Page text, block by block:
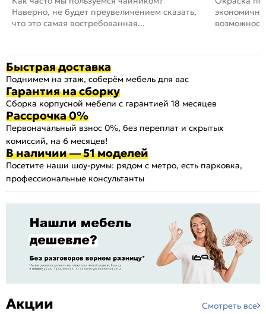
Наверно, не будет преувеличением сказать,
что это самая востребованная...
Быстрая доставка
Поднимем на этаж, соберём мебель для вас
Гарантия на сборку
Сборка корпусной мебели с гарантией 18 месяцев
Рассрочка 0%
Первоначальный взнос 0%, без переплат и скрытых
комиссий, на 6 месяцев!
В наличии — 51 моделей
Посетите наши шоу-румы: рядом с метро, есть парковка,
профессиональные консультанты
Акции Смотреть все